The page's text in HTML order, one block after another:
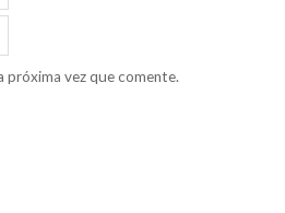
próxima vez que comente.